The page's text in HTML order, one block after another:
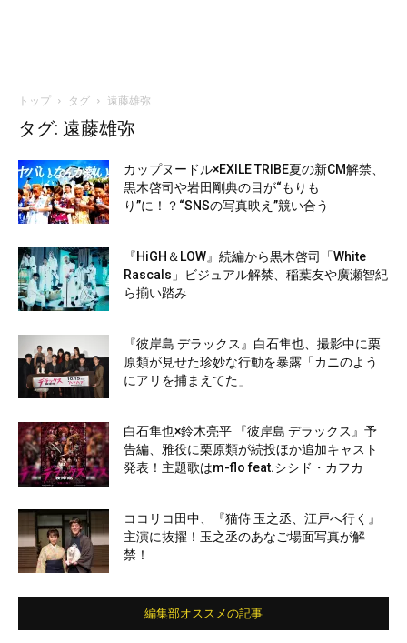
トップ タグ 遠藤雄弥
タグ: 遠藤雄弥
カップヌードル×EXILE TRIBE夏の新CM解禁、
黒木啓司や岩田剛典の目が“もりも
り”に！？“SNSの写真映え”競い合う
『HiGH＆LOW』続編から黒木啓司「White
Rascals」ビジュアル解禁、稲葉友や廣瀬智紀
ら揃い踏み
『彼岸島 デラックス』白石隼也、撮影中に栗
原類が見せた珍妙な行動を暴露「カニのよう
にアリを捕まえてた」
白石隼也×鈴木亮平 『彼岸島 デラックス』予
告編、雅役に栗原類が続投ほか追加キャスト
発表！主題歌はm-flo feat.シシド・カフカ
ココリコ田中、『猫侍 玉之丞、江戸へ行く』
主演に抜擢！玉之丞のあなご場面写真が解
禁！
編集部オススメの記事